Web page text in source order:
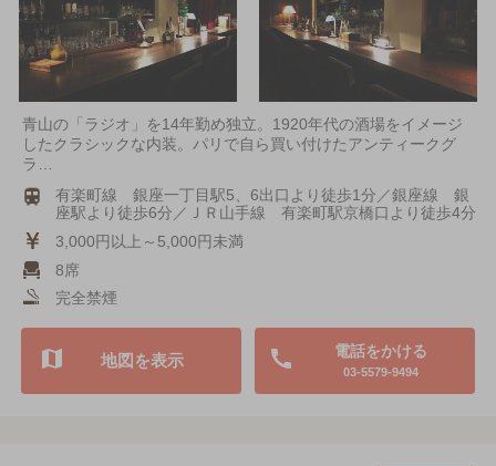
青山の「ラジオ」を14年勤め独立。1920年代の酒場をイメージ
したクラシックな内装。パリで自ら買い付けたアンティークグ
ラ…
有楽町線 銀座一丁目駅5、6出口より徒歩1分／銀座線 銀
座駅より徒歩6分／ＪＲ山手線 有楽町駅京橋口より徒歩4分
3,000円以上～5,000円未満
8席
完全禁煙
電話をかける
03-5579-9494
地図を表示